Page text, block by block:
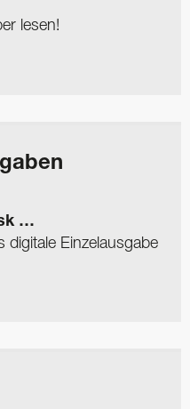
lesen!
…
Einzelausgabe